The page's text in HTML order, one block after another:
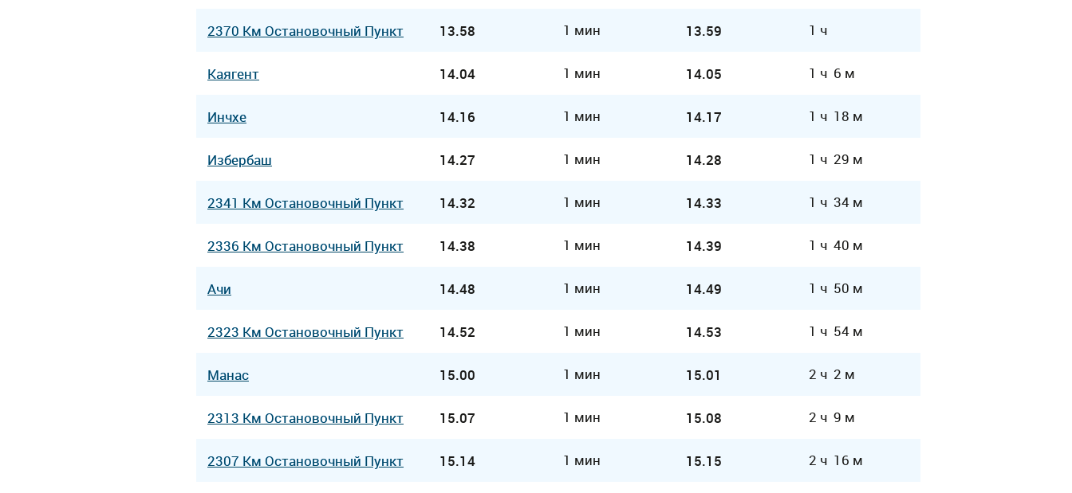
2370 Км Остановочный Пункт 13.58 1 мин 13.59 1 ч
Каягент 14.04 1 мин 14.05 1 ч 6 м
Инчхе 14.16 1 мин 14.17 1 ч 18 м
Избербаш 14.27 1 мин 14.28 1 ч 29 м
2341 Км Остановочный Пункт 14.32 1 мин 14.33 1 ч 34 м
2336 Км Остановочный Пункт 14.38 1 мин 14.39 1 ч 40 м
Ачи 14.48 1 мин 14.49 1 ч 50 м
2323 Км Остановочный Пункт 14.52 1 мин 14.53 1 ч 54 м
Манас 15.00 1 мин 15.01 2 ч 2 м
2313 Км Остановочный Пункт 15.07 1 мин 15.08 2 ч 9 м
2307 Км Остановочный Пункт 15.14 1 мин 15.15 2 ч 16 м